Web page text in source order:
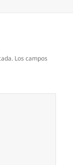
Los campos